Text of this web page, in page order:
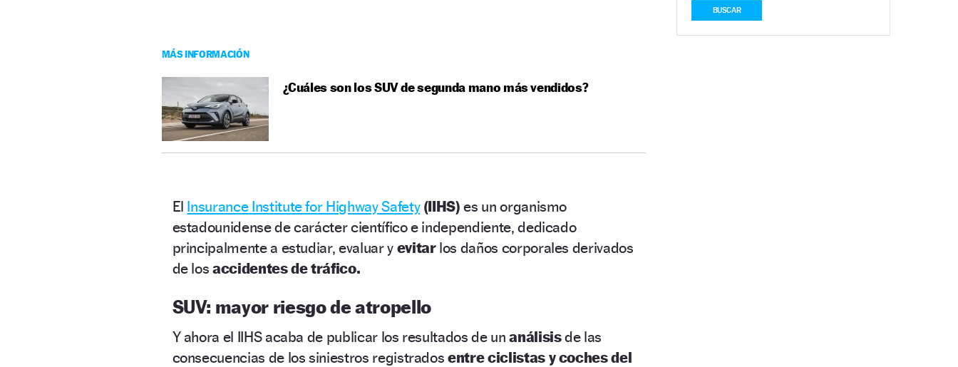
MÁS INFORMACIÓN
¿Cuáles son los SUV de segunda mano más vendidos?
El Insurance Institute for Highway Safety (IIHS) es un organismo
estadounidense de carácter científico e independiente, dedicado
principalmente a estudiar, evaluar y evitarlos daños corporales derivados
de losaccidentes de tráfico.
SUV: mayor riesgo de atropello
Y ahora el IIHS acaba de publicar los resultados de unanálisisde las
consecuencias de los siniestros registradosentre ciclistas y coches del
BUSCAR